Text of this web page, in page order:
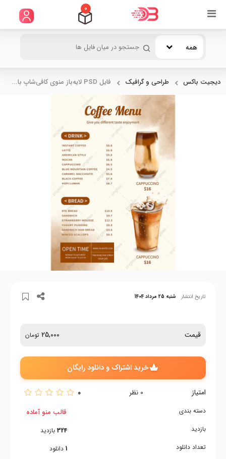
0
همه
دیجیت باکس طراحی و گرافیک فایل PSD لایه‌باز منوی کافی‌شاپ با...
تاریخ انتشار شنبه 25 مرداد 1404
قیمت 25,000 تومان
خرید اشتراک و دانلود رایگان
امتیاز 0 نظر 0
دسته بندی
بازدید
تعداد دانلود
قالب منو آماده
324 بازدید
1 دانلود